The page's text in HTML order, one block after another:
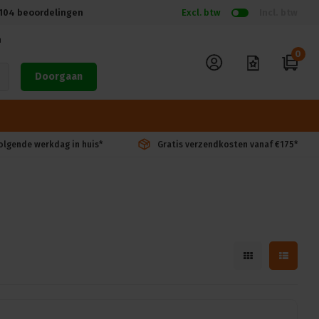
beoordelingen Excl. btw
Doorgaan
0
werkdag in huis* Gratis verzendkosten vanaf €175*